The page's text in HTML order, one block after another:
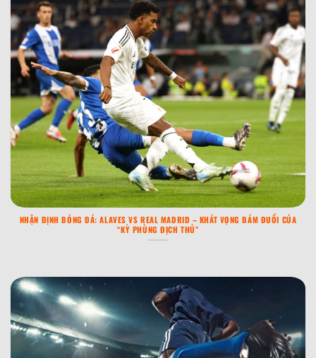
NHẬN ĐỊNH BÓNG ĐÁ: ALAVES VS REAL MADRID – KHÁT VỌNG BÁM ĐUỔI CỦA
“KỲ PHÙNG ĐỊCH THỦ”